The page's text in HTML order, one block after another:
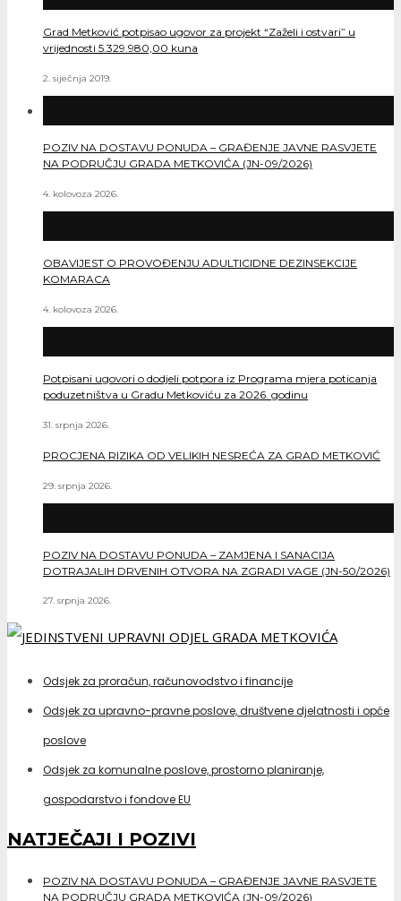
Grad Metković potpisao ugovor za projekt “Zaželi i ostvari” u
vrijednosti 5.329.980,00 kuna
2. siječnja 2019.
POZIV NA DOSTAVU PONUDA – GRAĐENJE JAVNE RASVJETE
NA PODRUČJU GRADA METKOVIĆA (JN-09/2026)
4. kolovoza 2026.
OBAVIJEST O PROVOĐENJU ADULTICIDNE DEZINSEKCIJE
KOMARACA
4. kolovoza 2026.
Potpisani ugovori o dodjeli potpora iz Programa mjera poticanja
poduzetništva u Gradu Metkoviću za 2026. godinu
31. srpnja 2026.
PROCJENA RIZIKA OD VELIKIH NESREĆA ZA GRAD METKOVIĆ
29. srpnja 2026.
POZIV NA DOSTAVU PONUDA – ZAMJENA I SANACIJA
DOTRAJALIH DRVENIH OTVORA NA ZGRADI VAGE (JN-50/2026)
27. srpnja 2026.
Odsjek za proračun, računovodstvo i financije
Odsjek za upravno-pravne poslove, društvene djelatnosti i opće
poslove
Odsjek za komunalne poslove, prostorno planiranje,
gospodarstvo i fondove EU
NATJEČAJI I POZIVI
POZIV NA DOSTAVU PONUDA – GRAĐENJE JAVNE RASVJETE
NA PODRUČJU GRADA METKOVIĆA (JN-09/2026)